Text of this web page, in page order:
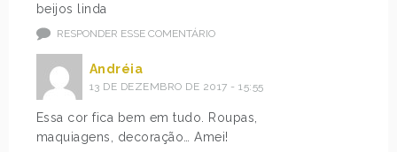
beijos linda
RESPONDER ESSE COMENTÁRIO
Andréia
13 DE DEZEMBRO DE 2017 - 15:55
Essa cor fica bem em tudo. Roupas,
maquiagens, decoração… Amei!